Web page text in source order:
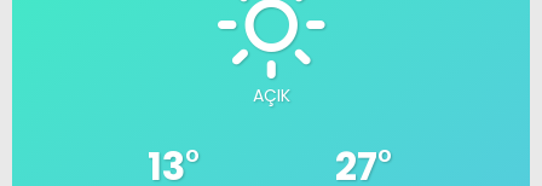
AÇIK
13° 27°